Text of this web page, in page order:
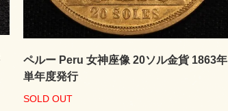
ペルー Peru 女神座像 20ソル金貨 1863年
単年度発行
SOLD OUT